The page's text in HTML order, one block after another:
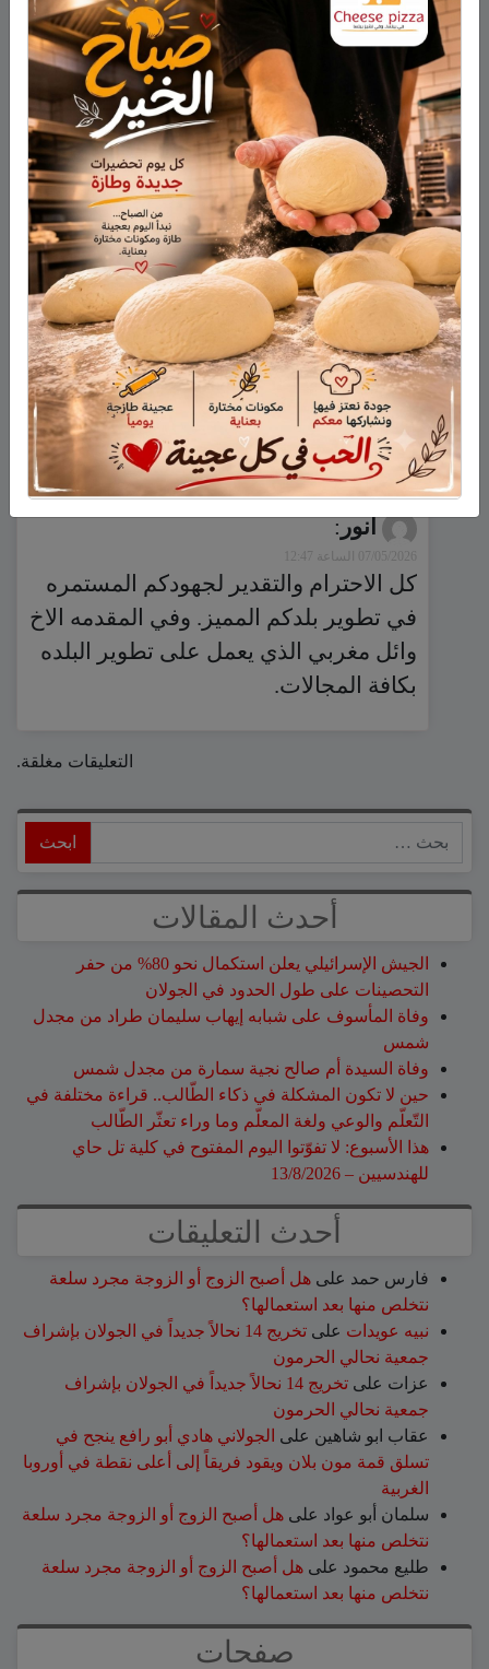
نشر فيتعليم ومدارس
تعليقات
انور:
07/05/2026 الساعة 12:47
كل الاحترام والتقدير لجهودكم المستمره
في تطوير بلدكم المميز. وفي المقدمه الاخ
وائل مغربي الذي يعمل على تطوير البلده
بكافة المجالات.
التعليقات مغلقة.
أحدث المقالات
الجيش الإسرائيلي يعلن استكمال نحو 80% من حفر
التحصينات على طول الحدود في الجولان
وفاة المأسوف على شبابه إيهاب سليمان طراد من مجدل
شمس
وفاة السيدة أم صالح نجية سمارة من مجدل شمس
حين لا تكون المشكلة في ذكاء الطّالب.. قراءة مختلفة في
التّعلّم والوعي ولغة المعلّم وما وراء تعثّر الطّالب
هذا الأسبوع: لا تفوّتوا اليوم المفتوح في كلية تل حاي
للهندسيين – 13/8/2026
أحدث التعليقات
فارس حمد على هل أصبح الزوج أو الزوجة مجرد سلعة
نتخلص منها بعد استعمالها؟
نبيه عويدات على
تخريج 14 نحالاً جديداً في الجولان بإشراف
جمعية نحالي الحرمون
عزات على
تخريج 14 نحالاً جديداً في الجولان بإشراف
جمعية نحالي الحرمون
عقاب ابو شاهين على الجولاني هادي أبو رافع ينجح في
تسلق قمة مون بلان ويقود فريقاً إلى أعلى نقطة في أوروبا
الغربية
سلمان أبو عواد على هل أصبح الزوج أو الزوجة مجرد سلعة
نتخلص منها بعد استعمالها؟
طليع محمود على هل أصبح الزوج أو الزوجة مجرد سلعة
نتخلص منها بعد استعمالها؟
صفحات